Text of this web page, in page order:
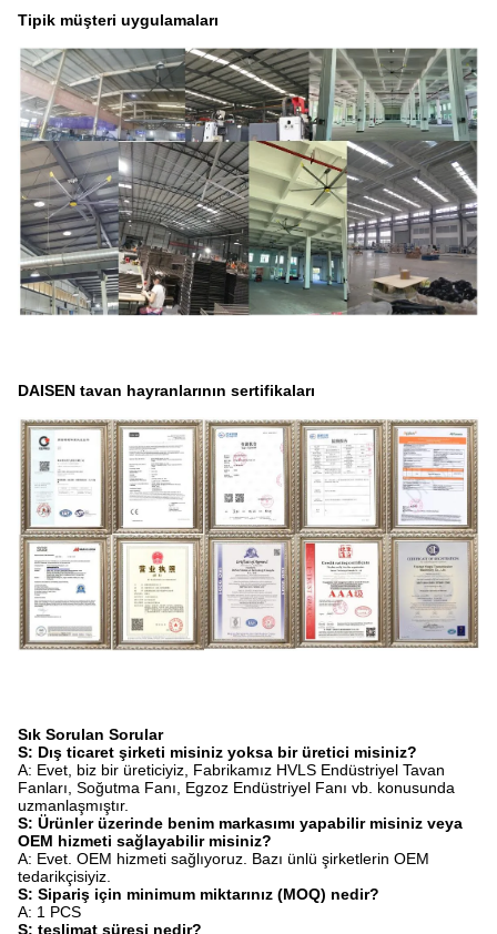
Tipik müşteri uygulamaları
DAISEN tavan hayranlarının sertifikaları
Sık Sorulan Sorular
S: Dış ticaret şirketi misiniz yoksa bir üretici misiniz?
A: Evet, biz bir üreticiyiz, Fabrikamız HVLS Endüstriyel Tavan
Fanları, Soğutma Fanı, Egzoz Endüstriyel Fanı vb. konusunda
uzmanlaşmıştır.
S: Ürünler üzerinde benim markasımı yapabilir misiniz veya
OEM hizmeti sağlayabilir misiniz?
A: Evet. OEM hizmeti sağlıyoruz. Bazı ünlü şirketlerin OEM
tedarikçisiyiz.
S: Sipariş için minimum miktarınız (MOQ) nedir?
A: 1 PCS
S: teslimat süresi nedir?